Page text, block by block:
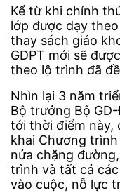
Kể từ khi chính
lớp được dạy
thay sách giáo
GDPT mới sẽ
theo lộ trình đã
Nhìn lại 3 năm
Bộ trưởng Bộ
tới thời điểm này,
khai Chương
nửa chặng
trình và tất cả
vào cuộc, nỗ lực